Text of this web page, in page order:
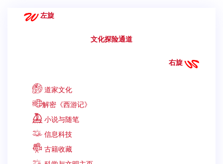
左旋
文化探险通道
右旋
道家文化
解密《西游记》
小说与随笔
信息科技
古籍收藏